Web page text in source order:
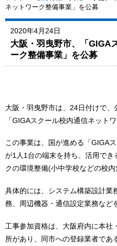
ネットワーク整備事業」を公募
2020年4月24日
大阪・羽曳野市、「GIGA
ーク整備事業」を公募
大阪・羽曳野市は、24日付けで
「GIGAスクール校内通信ネット
この事業は、国が進める「GIGA
が1人1台の端末を持ち、活用で
クの環境整備(小中学校などの校内
具体的には、システム構築設計業
務、周辺機器・通信設定業務など
工事参加資格は、大阪府内に本社
所があり、同市への登録業者であ